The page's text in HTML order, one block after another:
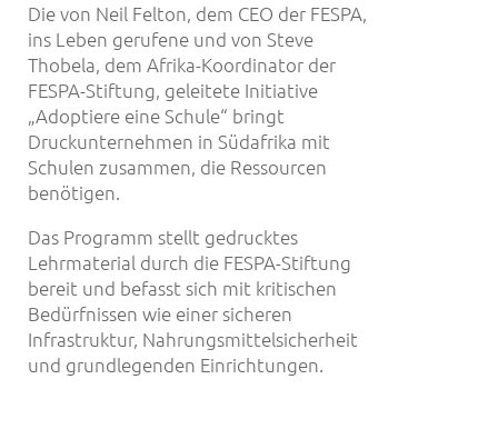
Die von Neil Felton, dem CEO der FESPA,
ins Leben gerufene und von Steve
Thobela, dem Afrika-Koordinator der
FESPA-Stiftung, geleitete Initiative
„Adoptiere eine Schule“ bringt
Druckunternehmen in Südafrika mit
Schulen zusammen, die Ressourcen
benötigen.
Das Programm stellt gedrucktes
Lehrmaterial durch die FESPA-Stiftung
bereit und befasst sich mit kritischen
Bedürfnissen wie einer sicheren
Infrastruktur, Nahrungsmittelsicherheit
und grundlegenden Einrichtungen.